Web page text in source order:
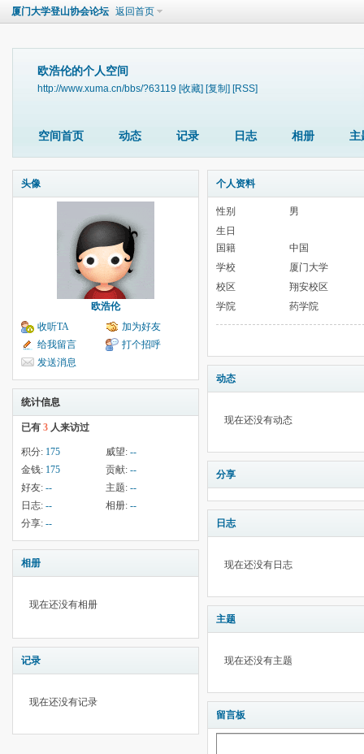
厦门大学登山协会论坛 返回首页
欧浩伦的个人空间
http://www.xuma.cn/bbs/?63119 [收藏] [复制] [RSS]
空间首页 动态 记录 日志 相册 主
头像
欧浩伦
收听TA
加为好友
给我留言
打个招呼
发送消息
统计信息
已有 3 人来访过
积分: 175 威望: --
金钱: 175 贡献: --
好友: -- 主题: --
日志: -- 相册: --
分享: --
相册
现在还没有相册
记录
现在还没有记录
个人资料
性别
男
生日
国籍
中国
学校
厦门大学
校区
翔安校区
学院
药学院
动态
现在还没有动态
分享
日志
现在还没有日志
主题
现在还没有主题
留言板